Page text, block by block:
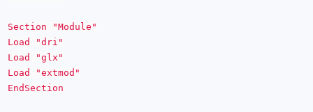
Section "Module"
Load "dri"
Load "glx"
Load "extmod"
EndSection